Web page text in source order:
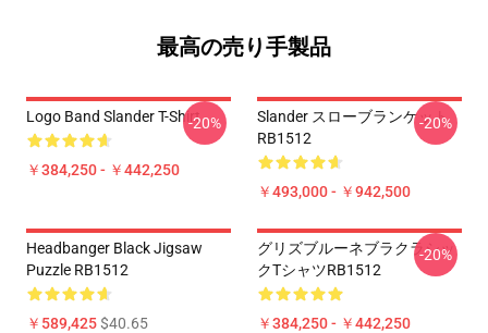
最高の売り手製品
Logo Band Slander T-Shirt
￥384,250 - ￥442,250
-20%
Slander スローブランケット
RB1512
￥493,000 - ￥942,500
-20%
Headbanger Black Jigsaw
Puzzle RB1512
￥589,425$40.65
グリズブルーネブラクラシッ
クTシャツRB1512
￥384,250 - ￥442,250
-20%